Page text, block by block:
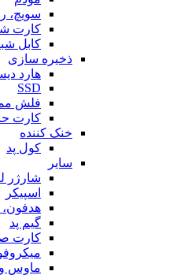
سویچ،
کارت
کابل
ذخیره سازی
هارد
SSD
فلش
کارت
خنک کننده
کول پد
سایر
شارژر
اسپیکر
گیم پد
کارت
ماوس و